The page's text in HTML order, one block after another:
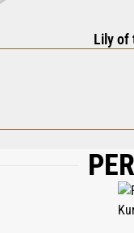
Lily of
BEHENYL
PARKII
BENZOATE;